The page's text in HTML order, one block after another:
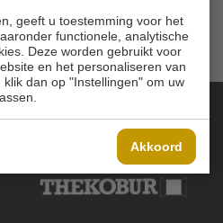
geeft u toestemming voor het
functionele, analytische
Deze worden gebruikt voor
en het personaliseren van
dan op "Instellingen" om uw
Akkoord